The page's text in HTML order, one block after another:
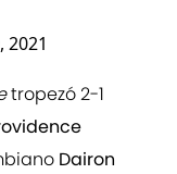
2021
tropezó 2-1
Dairon